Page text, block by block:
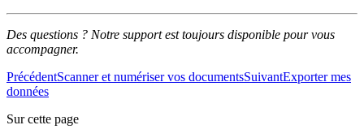
Des questions ? Notre support est toujours disponible pour vous
accompagner.
PrécédentScanner et numériser vos documentsSuivantExporter mes
données
Sur cette page